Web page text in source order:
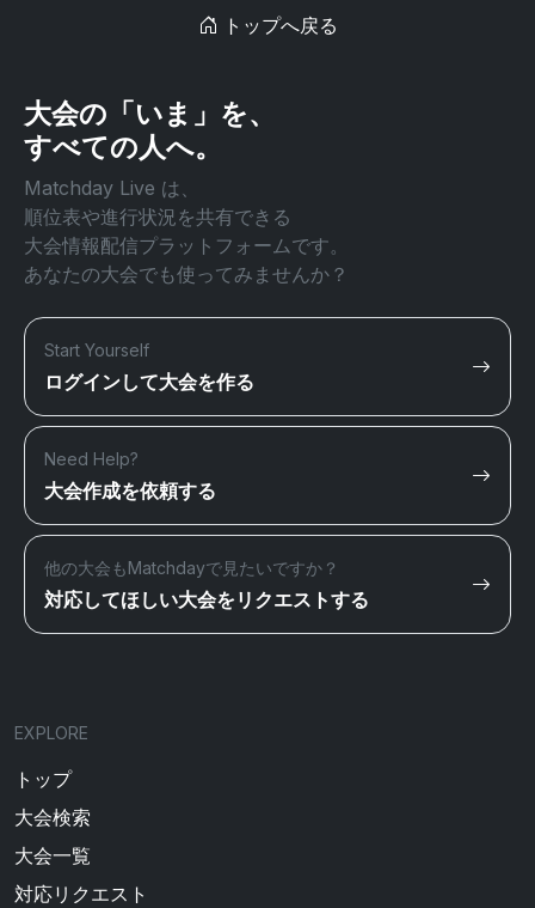
トップへ戻る
大会の「いま」を、
すべての人へ。
Matchday Live は、
順位表や進行状況を共有できる
大会情報配信プラットフォームです。
あなたの大会でも使ってみませんか？
Start Yourself
ログインして大会を作る
Need Help?
大会作成を依頼する
他の大会もMatchdayで見たいですか？
対応してほしい大会をリクエストする
EXPLORE
トップ
大会検索
大会一覧
対応リクエスト